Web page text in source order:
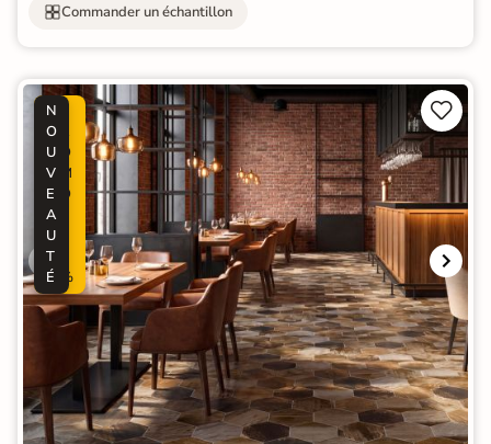
Commander un échantillon
R
O
M
O
%
N
O
U
V
E
A
U
T
É

